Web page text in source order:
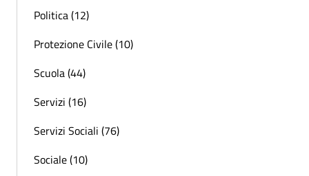
Politica (12)
Protezione Civile (10)
Scuola (44)
Servizi (16)
Servizi Sociali (76)
Sociale (10)